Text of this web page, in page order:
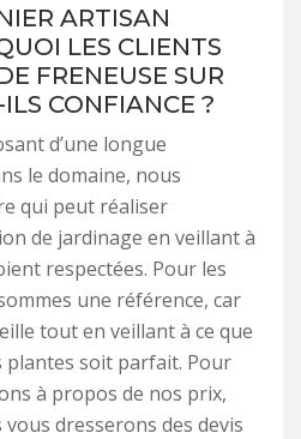
ARTISAN
LES CLIENTS
FRENEUSE SUR
CONFIANCE ?
d’une longue
le domaine, nous
qui peut réaliser
de jardinage en veillant à
respectées. Pour les
une référence, car
tout en veillant à ce que
plantes soit parfait. Pour
à propos de nos prix,
dresserons des devis